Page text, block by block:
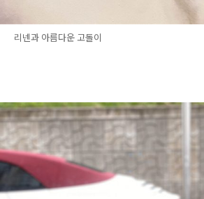
리넨과 아름다운 고돌이